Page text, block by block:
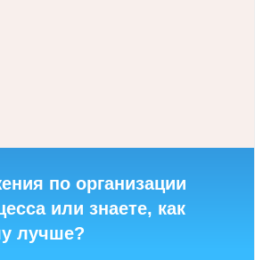
по организации
или знаете, как
лучше?